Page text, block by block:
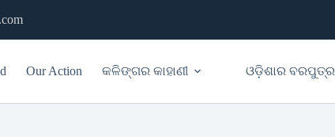
Our Action କଳିଙ୍ଗର କାହାଣୀ ଓଡ଼ିଶାର ବରପୁତ୍ର